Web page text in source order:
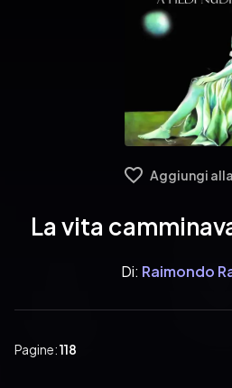
Aggiungi
La vita
Di: Raimondo
Pagine:118